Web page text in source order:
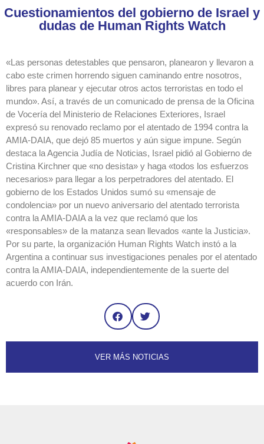
Cuestionamientos del gobierno de Israel y
dudas de Human Rights Watch
«Las personas detestables que pensaron, planearon y llevaron a
cabo este crimen horrendo siguen caminando entre nosotros,
libres para planear y ejecutar otros actos terroristas en todo el
mundo». Así, a través de un comunicado de prensa de la Oficina
de Vocería del Ministerio de Relaciones Exteriores, Israel
expresó su renovado reclamo por el atentado de 1994 contra la
AMIA-DAIA, que dejó 85 muertos y aún sigue impune. Según
destaca la Agencia Judía de Noticias, Israel pidió al Gobierno de
Cristina Kirchner que «no desista» y haga «todos los esfuerzos
necesarios» para llegar a los perpetradores del atentado. El
gobierno de los Estados Unidos sumó su «mensaje de
condolencia» por un nuevo aniversario del atentado terrorista
contra la AMIA-DAIA a la vez que reclamó que los
«responsables» de la matanza sean llevados «ante la Justicia».
Por su parte, la organización Human Rights Watch instó a la
Argentina a continuar sus investigaciones penales por el atentado
contra la AMIA-DAIA, independientemente de la suerte del
acuerdo con Irán.
VER MÁS NOTICIAS